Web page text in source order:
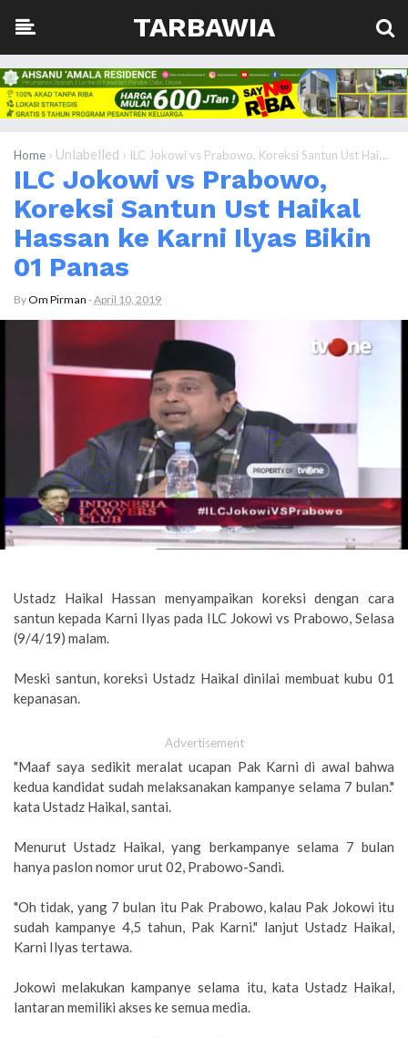
TARBAWIA
Home › Unlabelled › ILC Jokowi vs Prabowo, Koreksi Santun Ust Haikal Hassan ke Karni Ilyas Bikin 01 Panas
ILC Jokowi vs Prabowo,
Koreksi Santun Ust Haikal
Hassan ke Karni Ilyas Bikin
01 Panas
ByOm Pirman -April 10, 2019
Ustadz Haikal Hassan menyampaikan koreksi dengan cara
santun kepada Karni Ilyas pada ILC Jokowi vs Prabowo, Selasa
(9/4/19) malam.
Meski santun, koreksi Ustadz Haikal dinilai membuat kubu 01
kepanasan.
Advertisement
"Maaf saya sedikit meralat ucapan Pak Karni di awal bahwa
kedua kandidat sudah melaksanakan kampanye selama 7 bulan."
kata Ustadz Haikal, santai.
Menurut Ustadz Haikal, yang berkampanye selama 7 bulan
hanya paslon nomor urut 02, Prabowo-Sandi.
"Oh tidak, yang 7 bulan itu Pak Prabowo, kalau Pak Jokowi itu
sudah kampanye 4,5 tahun, Pak Karni." lanjut Ustadz Haikal,
Karni Ilyas tertawa.
Jokowi melakukan kampanye selama itu, kata Ustadz Haikal,
lantaran memiliki akses ke semua media.